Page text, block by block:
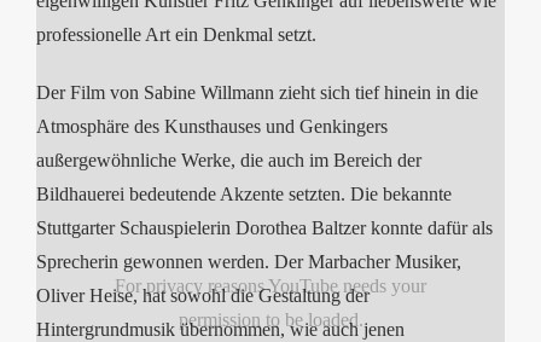
professionelle Art ein Denkmal setzt.
DerFilm von Sabine Willmann zieht sich tiefhinein in die
Atmosphäre des Kunsthauses und Genkingers
außergewöhnliche Werke, die auch im Bereich der
Bildhauerei bedeutende Akzente setzten. Die bekannte
Stuttgarter Schauspielerin Dorothea Baltzer konnte dafür als
Sprecherin gewonnen werden. Der Marbacher Musiker,
Oliver Heise, hat sowohl die Gestaltung der
Hintergrundmusik übernommen, wie auch jenen
For privacy reasons YouTube needs your
permission to be loaded.